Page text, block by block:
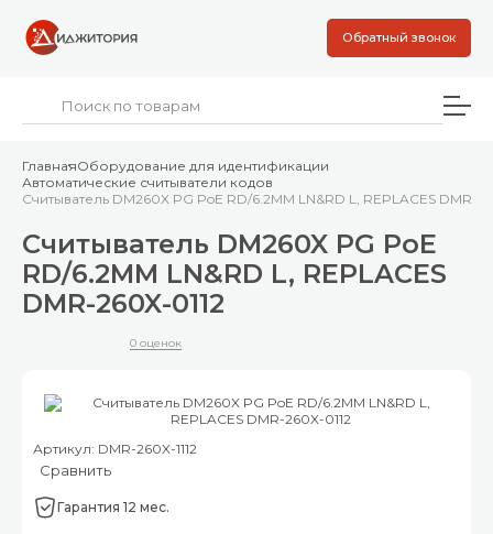
Обратный звонок
ГлавнаяОборудование для идентификации
Автоматические считыватели кодов
Считыватель DM260X PG PoE RD/6.2MM LN&RD L, REPLACES DMR-
Считыватель DM260X PG PoE
RD/6.2MM LN&RD L, REPLACES
DMR-260X-0112
0 оценок
Артикул: DMR-260X-1112
Сравнить
Гарантия 12 мес.